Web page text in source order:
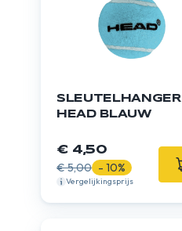
SLEUTELHANGER
HEAD BLAUW
€ 4,50
€ 5,00 - 10%
Vergelijkingsprijs